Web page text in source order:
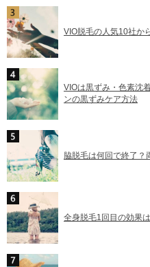
VIO脱毛の人気10社か
VIOは黒ずみ・色素沈
ンの黒ずみケア方法
脇脱毛は何回で終了？
全身脱毛1回目の効果